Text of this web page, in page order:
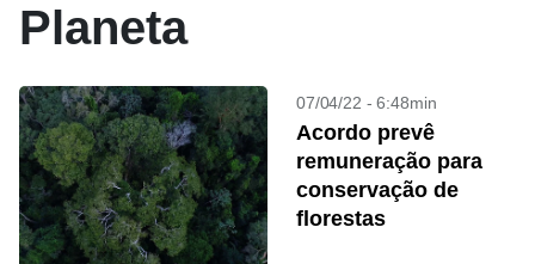
Planeta
07/04/22 - 6:48min
Acordo prevê
remuneração para
conservação de
florestas